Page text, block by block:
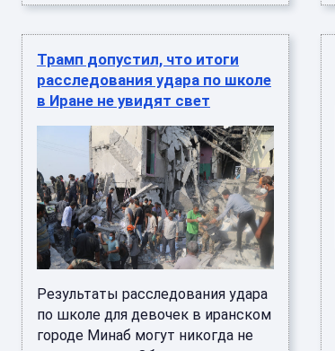
Трамп допустил, что итоги
расследования удара по школе
в Иране не увидят свет
Результаты расследования удара
по школе для девочек в иранском
городе Минаб могут никогда не